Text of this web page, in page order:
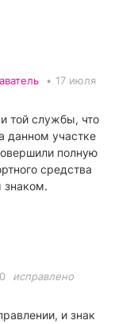
• 17 июля
той службы, что
данном участке
полную
средства
исправлено
и знак